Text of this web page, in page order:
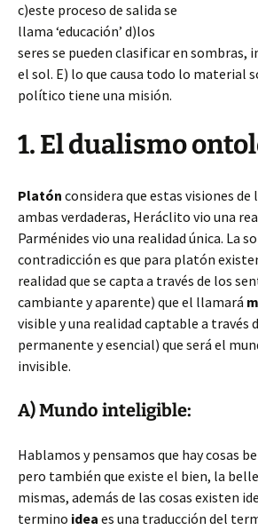
c)este proceso de salida se
llama ‘educación’ d)los
seres se pueden clasificar en sombras,
el sol. E) lo que causa todo lo material
político tiene una misión.
1. El dualismo
Platón considera que estas visiones de
ambas verdaderas, Heráclito vio una
Parménides vio una realidad única. La
contradicción es que para platón
realidad que se capta a través de los
cambiante y aparente) que el llamará
visible y una realidad captable a través
permanente y esencial) que será el
invisible.
A) Mundo inteligible:
Hablamos y pensamos que hay cosas
pero también que existe el bien, la
mismas, además de las cosas existen
termino idea es una traducción del